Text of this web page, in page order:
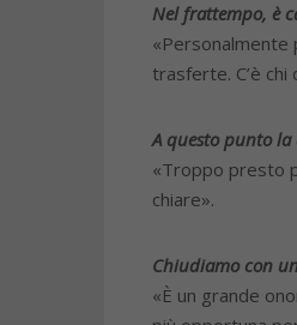
Nel frattempo, è
«Personalmente
trasferte. C’è chi
A questo punto
«Troppo presto
chiare».
Chiudiamo con
«È un grande